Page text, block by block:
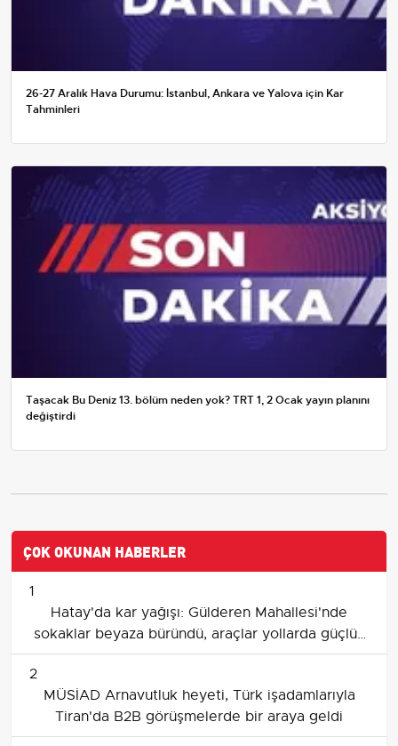
26-27 Aralık Hava Durumu: İstanbul, Ankara ve Yalova için Kar
Tahminleri
Taşacak Bu Deniz 13. bölüm neden yok? TRT 1, 2 Ocak yayın planını
değiştirdi
ÇOK OKUNAN HABERLER
1
Hatay'da kar yağışı: Gülderen Mahallesi'nde
sokaklar beyaza büründü, araçlar yollarda güçlük
çekti
2
MÜSİAD Arnavutluk heyeti, Türk işadamlarıyla
Tiran'da B2B görüşmelerde bir araya geldi